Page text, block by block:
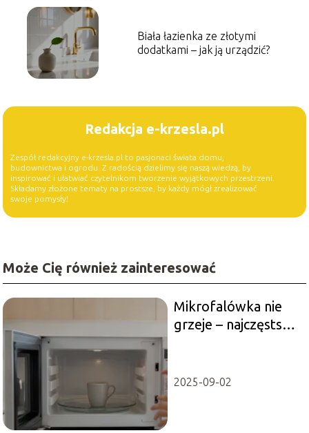
Biała łazienka ze złotymi
dodatkami – jak ją urządzić?
Redakcja e-krzesla.pl
Zespół redakcyjny e-krzesla.pl to pasjonaci świata domu,
budownictwa i ogrodu. Z radością dzielimy się naszą wiedzą, by
inspirować i ułatwiać czytelnikom tworzenie wyjątkowych przestrzeni.
Składamy złożone tematy na prostsze, by każdy mógł zrealizować
swoje pomysły!
Może Cię również zainteresować
Mikrofalówka nie
grzeje – najczęstsze
2025-09-02